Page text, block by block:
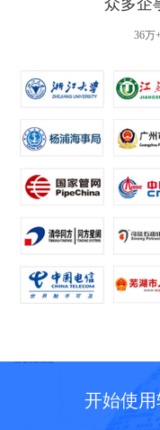
众多企
36万
开始使